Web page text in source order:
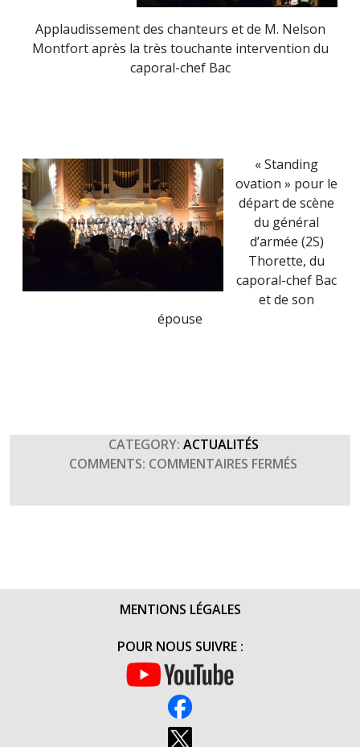
Applaudissement des chanteurs et de M. Nelson
Montfort après la très touchante intervention du
caporal-chef Bac
« Standing
ovation » pour le
départ de scène
du général
d’armée (2S)
Thorette, du
caporal-chef Bac
et de son
épouse
CATEGORY: ACTUALITÉS
COMMENTS: COMMENTAIRES FERMÉS
DE
MENTIONS LÉGALES
POUR NOUS SUIVRE :